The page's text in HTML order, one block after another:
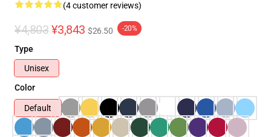
(4 customer reviews)
¥4,803 ¥3,843 $26.50 -20%
Type
Unisex
Color
Default